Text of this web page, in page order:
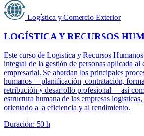
Logística y Comercio Exterior
LOGÍSTICA Y RECURSOS
Este curso de Logística y Recursos
integral de la gestión de personas aplicada
empresarial. Se abordan los principales
humanos —planificación, contratación,
retribución y desarrollo profesional— así
estructura humana de las empresas
orientado a la eficiencia y al rendimiento.
Duración: 50 h